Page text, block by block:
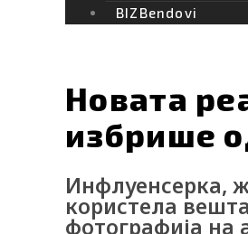
BIZBendovi
Новата
избрише
Инфлуенсерка,
користела
фотографија на